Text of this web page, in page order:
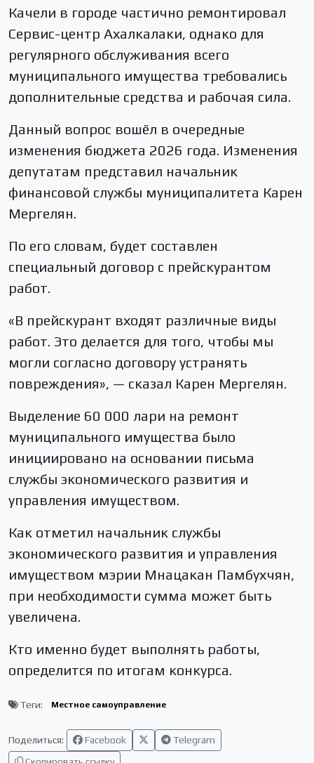
Качели в городе частично ремонтировал
Сервис-центр Ахалкалаки, однако для
регулярного обслуживания всего
муниципального имущества требовались
дополнительные средства и рабочая сила.
Данный вопрос вошёл в очередные
изменения бюджета 2026 года. Изменения
депутатам представил начальник
финансовой службы муниципалитета Карен
Мергелян.
По его словам, будет составлен
специальный договор с прейскурантом
работ.
«В прейскурант входят различные виды
работ. Это делается для того, чтобы мы
могли согласно договору устранять
повреждения», — сказал Карен Мергелян.
Выделение 60 000 лари на ремонт
муниципального имущества было
инициировано на основании письма
службы экономического развития и
управления имуществом.
Как отметил начальник службы
экономического развития и управления
имуществом мэрии Мнацакан Памбухчян,
при необходимости сумма может быть
увеличена.
Кто именно будет выполнять работы,
определится по итогам конкурса.
Теги: Местное самоуправление
Поделиться: Facebook
Telegram